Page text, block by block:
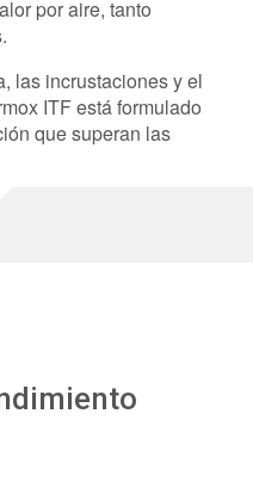
por aire, tanto
las incrustaciones y el
ITF está formulado
que superan las